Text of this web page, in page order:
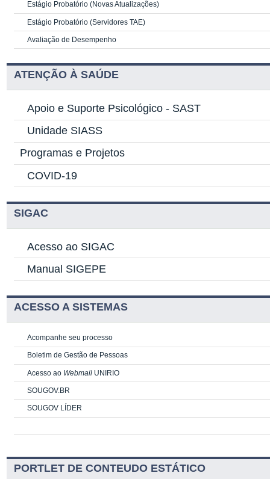
Estágio Probatório (Novas Atualizações)
Estágio Probatório (Servidores TAE)
Avaliação de Desempenho
ATENÇÃO À SAÚDE
Apoio e Suporte Psicológico - SAST
Unidade SIASS
Programas e Projetos
COVID-19
SIGAC
Acesso ao SIGAC
Manual SIGEPE
ACESSO A SISTEMAS
Acompanhe seu processo
Boletim de Gestão de Pessoas
Acesso ao Webmail UNIRIO
SOUGOV.BR
SOUGOV LÍDER
PORTLET DE CONTEUDO ESTÁTICO